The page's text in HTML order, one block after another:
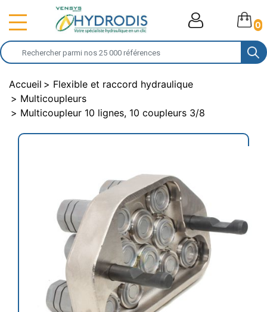
0
Accueil
Flexible et raccord hydraulique
Multicoupleurs
Multicoupleur 10 lignes, 10 coupleurs 3/8